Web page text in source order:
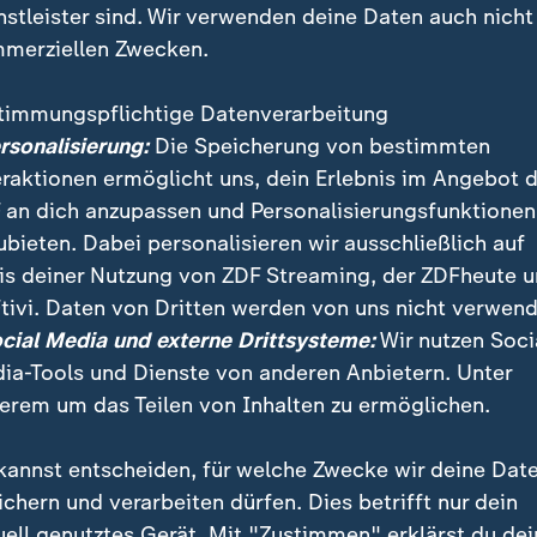
Möglichkeiten" seine "freie Zeit zu verbringen". So
dass die Familienzeit zurückginge, so Prof.
Leiter "Stiftung für Zukunftsfragen".
sind. Wir verwenden deine Daten auch nicht
Zwecken.
Datenverarbeitung
Die Speicherung von bestimmten
ermöglicht uns, dein Erlebnis im Angebot
an dich anzupassen und Personalisierungsfunktionen
Dabei personalisieren wir ausschließlich auf
deiner Nutzung von ZDF Streaming, der ZDFheute
Daten von Dritten werden von uns nicht
Media und externe Drittsysteme:Wir nutzen
Tools und Dienste von anderen Anbietern. Unter
um das Teilen von Inhalten zu ermöglichen.
entscheiden, für welche Zwecke wir deine
und verarbeiten dürfen. Dies betrifft nur dein